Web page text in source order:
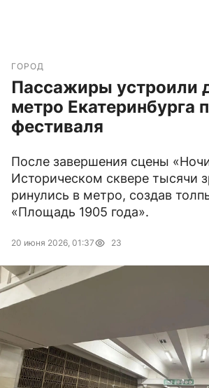
ГОРОД
Пассажиры устроили
метро Екатеринбурга
фестиваля
После завершения сцены
Историческом сквере тысячи
ринулись в метро, создав
«Площадь 1905 года».
20 июня 2026, 01:37 23